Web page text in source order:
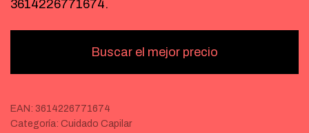
3614226771674.
Buscar el mejor precio
EAN: 3614226771674
Categoría: Cuidado Capilar